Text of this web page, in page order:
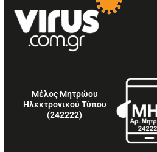
Μέλος Μητρώου
Ηλεκτρονικού Τύπου
(242222)